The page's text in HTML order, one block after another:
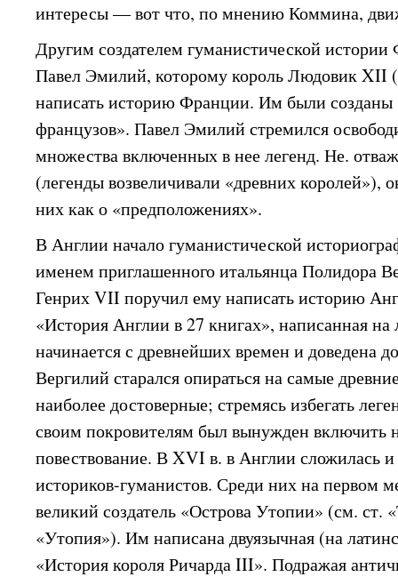
интересы — вот что, по мнению Коммина,
Другим создателем гуманистической
Павел Эмилий, которому король Людовик XII
написать историю Франции. Им были созданы
французов». Павел Эмилий стремился
множества включенных в нее легенд. Не.
(легенды возвеличивали «древних королей»),
них как о «предположениях».
В Англии начало гуманистической
именем приглашенного итальянца Полидора
Генрих VII поручил ему написать историю
«История Англии в 27 книгах», написанная на
начинается с древнейших времен и доведена
Вергилий старался опираться на самые
наиболее достоверные; стремясь избегать
своим покровителям был вынужден включить
повествование. В XVI в. в Англии сложилась
историков-гуманистов. Среди них на первом
великий создатель «Острова Утопии» (см. ст.
«Утопия»). Им написана двуязычная (на
«История короля Ричарда III». Подражая